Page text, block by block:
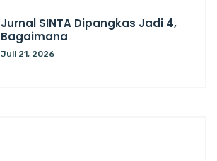
Jurnal SINTA Dipangkas Jadi 4,
Bagaimana
Juli 21, 2026